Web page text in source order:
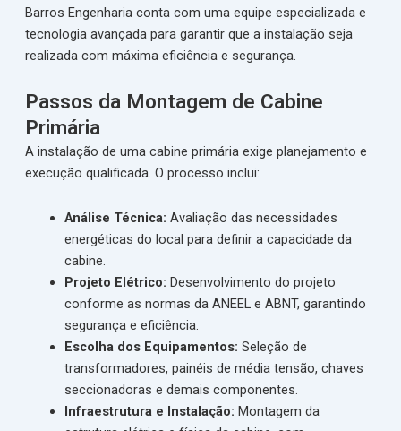
Barros Engenharia conta com uma equipe especializada e
tecnologia avançada para garantir que a instalação seja
realizada com máxima eficiência e segurança.
Passos da Montagem de Cabine
Primária
A instalação de uma cabine primária exige planejamento e
execução qualificada. O processo inclui:
Análise Técnica: Avaliação das necessidades
energéticas do local para definir a capacidade da
cabine.
Projeto Elétrico: Desenvolvimento do projeto
conforme as normas da ANEEL e ABNT, garantindo
segurança e eficiência.
Escolha dos Equipamentos: Seleção de
transformadores, painéis de média tensão, chaves
seccionadoras e demais componentes.
Infraestrutura e Instalação: Montagem da